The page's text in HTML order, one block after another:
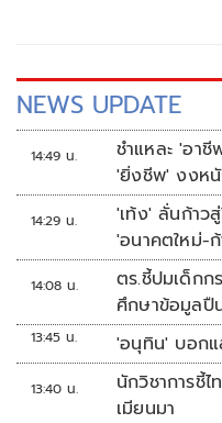
NEWS UPDATE
14:49 น.
ชำแหละ 'อา
'ยิ่งชีพ' งงหนั
14:29 น.
'เท้ง' ลั่นก้าว
'อนาคตใหม่-
หลักนิติรัฐ-นิ
14:08 น.
ตร.ชี้ปมเด็กก
ศึกษาข้อมูลปื
13:45 น. 'อนุทิน' บอก
13:40 น.
นักวิชาการชี้
เมียนมา